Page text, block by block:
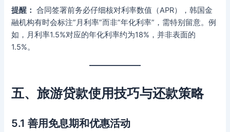
提醒： 合同签署前务必仔细核对利率数值（APR），韩国金
融机构有时会标注”月利率”而非”年化利率”，需特别留意。例
如，月利率1.5%对应的年化利率约为18%，并非表面的
1.5%。
五、旅游贷款使用技巧与还款策略
5.1 善用免息期和优惠活动